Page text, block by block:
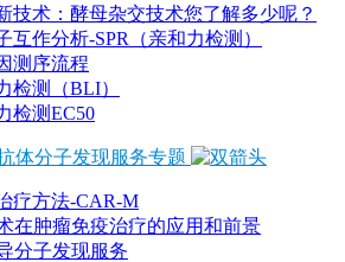
技术：酵母杂交技术您了解多少呢？
互作分析-SPR（亲和力检测）
测序流程
检测（BLI）
检测EC50
体分子发现服务专题
疗方法-CAR-M
在肿瘤免疫治疗的应用和前景
分子发现服务